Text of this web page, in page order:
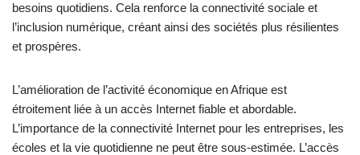
besoins quotidiens. Cela renforce la connectivité sociale et
l’inclusion numérique, créant ainsi des sociétés plus résilientes
et prospères.
L’amélioration de l’activité économique en Afrique est
étroitement liée à un accès Internet fiable et abordable.
L’importance de la connectivité Internet pour les entreprises, les
écoles et la vie quotidienne ne peut être sous-estimée. L’accès